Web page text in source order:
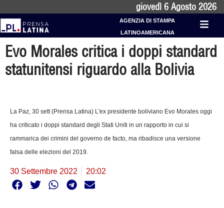
giovedì 6 Agosto 2026
AGENZIA DI STAMPA
LATINOAMERICANA
Evo Morales critica i doppi standard
statunitensi riguardo alla Bolivia
La Paz, 30 sett (Prensa Latina) L'ex presidente boliviano Evo Morales oggi
ha criticato i doppi standard degli Stati Uniti in un rapporto in cui si
rammarica dei crimini del governo de facto, ma ribadisce una versione
falsa delle elezioni del 2019.
30 Settembre 2022 20:02